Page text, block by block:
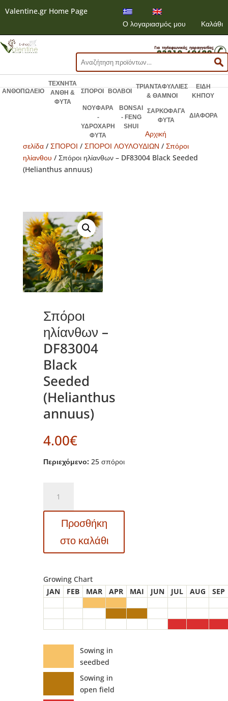
Valentine.gr Home Page
Ο λογαριασμός μου
Καλάθι
Αναζήτηση
για:
ΑΝΘΟΠΩΛΕΙΟ
ΤΕΧΝΗΤΑ
ΑΝΘΗ &
ΦΥΤΑ
ΣΠΟΡΟΙ ΒΟΛΒΟΙ
ΤΡΙΑΝΤΑΦΥΛΛΙΕΣ
& ΘΑΜΝΟΙ
ΕΙΔΗ
ΚΗΠΟΥ
ΝΟΥΦΑΡΑ
-
ΥΔΡΟΧΑΡΗ
ΦΥΤΑ
BONSAI
- FENG
SHUI
ΣΑΡΚΟΦΑΓΑ
ΦΥΤΑ
ΔΙΑΦΟΡΑ
Αρχική
σελίδα/ ΣΠΟΡΟΙ / ΣΠΟΡΟΙ ΛΟΥΛΟΥΔΙΩΝ / Σπόροι
ηλίανθου / Σπόροι ηλίανθων – DF83004 Black Seeded
(Helianthus annuus)
Σπόροι
ηλίανθων –
DF83004
Black
Seeded
(Helianthus
annuus)
4.00€
Περιεχόμενο: 25 σπόροι
ηλίανθων
–
DF83004
Seeded
ποσότητα
Προσθήκη
στο καλάθι
Growing Chart
JAN
FEB MAR APR MAI JUN JUL AUG SEP
Sowing in
seedbed
Sowing in
open field